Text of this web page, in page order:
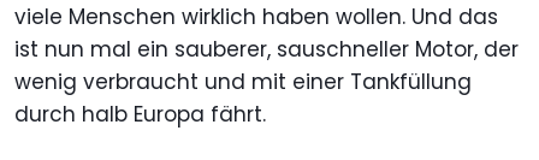
viele Menschen wirklich haben wollen. Und das
ist nun mal ein sauberer, sauschneller Motor, der
wenig verbraucht und mit einer Tankfüllung
durch halb Europa fährt.